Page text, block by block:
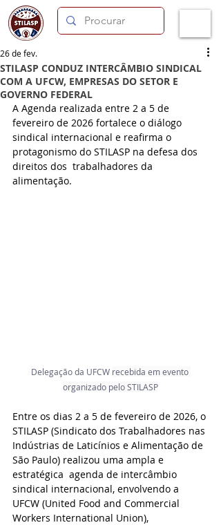
STILASP CONDUZ INTERCÂMBIO SINDICAL
COM A UFCW, EMPRESAS DO SETOR E
GOVERNO FEDERAL
26 de fev.
A Agenda realizada entre 2 a 5 de
fevereiro de 2026 fortalece o diálogo
sindical internacional e reafirma o
protagonismo do STILASP na defesa dos
direitos dos  trabalhadores da
alimentação.
Delegação da UFCW recebida em evento
organizado pelo STILASP
Entre os dias 2 a 5 de fevereiro de 2026, o
STILASP (Sindicato dos Trabalhadores nas
Indústrias de Laticínios e Alimentação de
São Paulo) realizou uma ampla e
estratégica  agenda de intercâmbio
sindical internacional, envolvendo a
UFCW (United Food and Commercial
Workers International Union),